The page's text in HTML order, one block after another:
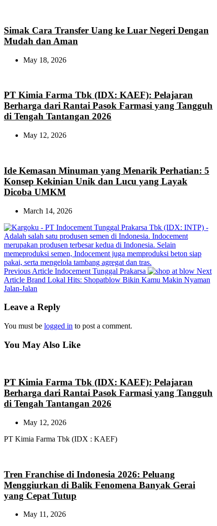
Simak Cara Transfer Uang ke Luar Negeri Dengan
Mudah dan Aman
May 18, 2026
PT Kimia Farma Tbk (IDX: KAEF): Pelajaran
Berharga dari Rantai Pasok Farmasi yang Tangguh
di Tengah Tantangan 2026
May 12, 2026
Ide Kemasan Minuman yang Menarik Perhatian: 5
Konsep Kekinian Unik dan Lucu yang Layak
Dicoba UMKM
March 14, 2026
Previous Article Previous
Post:
Indocement Tunggal Prakarsa
Next
Article Next
Post:
Brand Lokal Hits: Shopatblow Bikin Kamu Makin Nyaman
Jalan-Jalan
Leave a Reply
You must be logged in to post a comment.
You May Also Like
PT Kimia Farma Tbk (IDX: KAEF): Pelajaran
Berharga dari Rantai Pasok Farmasi yang Tangguh
di Tengah Tantangan 2026
May 12, 2026
PT Kimia Farma Tbk (IDX : KAEF)
Tren Franchise di Indonesia 2026: Peluang
Menggiurkan di Balik Fenomena Banyak Gerai
yang Cepat Tutup
May 11, 2026